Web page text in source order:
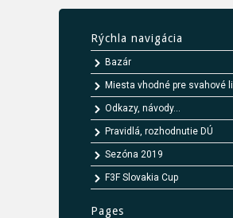
Rýchla navigácia
Bazár
Miesta vhodné pre svahové
Odkazy, návody...
Pravidlá, rozhodnutie DÚ
Sezóna 2019
F3F Slovakia Cup
Pages